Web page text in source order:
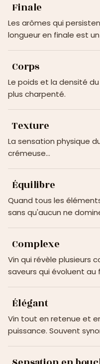
Finale
Les arômes qui
longueur en finale est
Corps
Le poids et la densité
plus charpenté.
Texture
La sensation physique
crémeuse…
Équilibre
Quand tous les
sans qu'aucun ne
Complexe
Vin qui révèle plusieurs
saveurs qui évoluent
Élégant
Vin tout en retenue et
puissance. Souvent